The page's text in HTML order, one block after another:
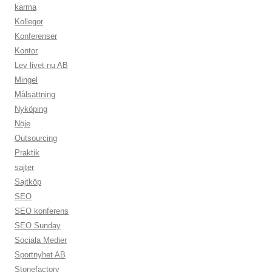
karma
Kollegor
Konferenser
Kontor
Lev livet nu AB
Mingel
Målsättning
Nyköping
Nöje
Outsourcing
Praktik
sajter
Sajtköp
SEO
SEO konferens
SEO Sunday
Sociala Medier
Sportnyhet AB
Stonefactory